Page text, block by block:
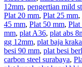
12mm, pengertian mild
Plat 20 mm, Plat 25 mm,
45 mm, Plat 50 mm, Plat
mm, plat A36, plat abs
gg 12mm, plat baja
besi 90 mm, plat besi
carbon steel surabaya,